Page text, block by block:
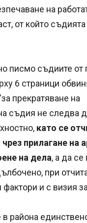
на
от който съдията
писмо съдиите от
6 страници
прекратяване на
съдия не следва
като се
прилагане на
на дела, а да
при
и с визия
в района